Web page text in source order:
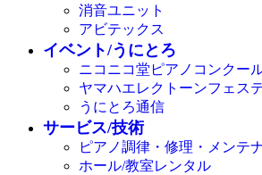
消音ユニット
アビテックス
イベント/うにとろ
ニコニコ堂ピアノコンクー
ヤマハエレクトーンフェス
うにとろ通信
サービス/技術
ピアノ調律・修理・メンテ
ホール/教室レンタル